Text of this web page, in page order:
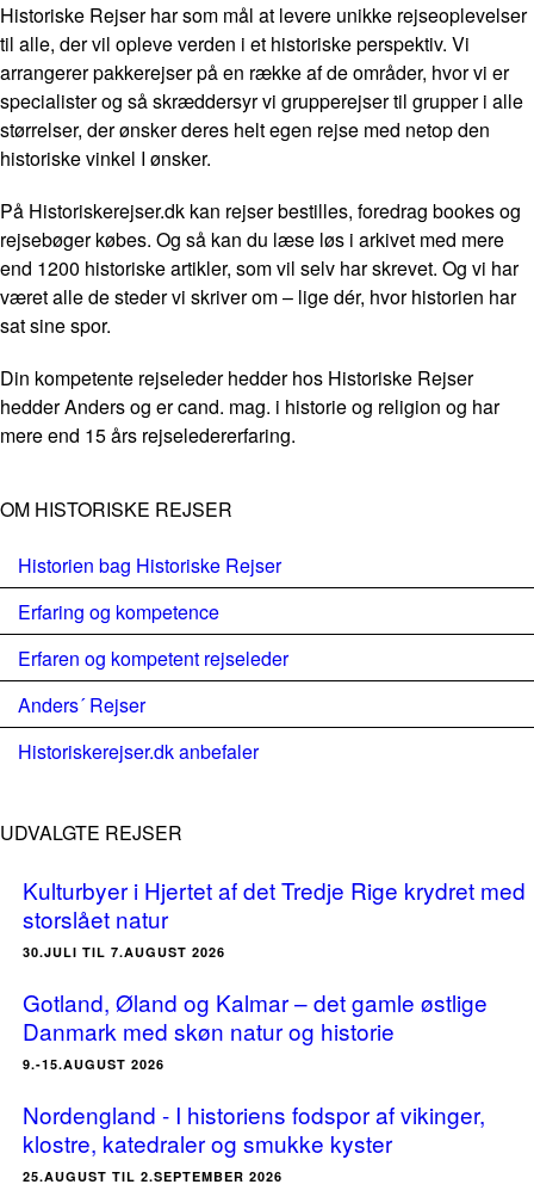
Historiske Rejser har som mål at levere unikke rejseoplevelser
til alle, der vil opleve verden i et historiske perspektiv. Vi
arrangerer pakkerejser på en række af de områder, hvor vi er
specialister og så skræddersyr vi grupperejser til grupper i alle
størrelser, der ønsker deres helt egen rejse med netop den
historiske vinkel I ønsker.
På Historiskerejser.dk kan rejser bestilles, foredrag bookes og
rejsebøger købes. Og så kan du læse løs i arkivet med mere
end 1200 historiske artikler, som vil selv har skrevet. Og vi har
været alle de steder vi skriver om – lige dér, hvor historien har
sat sine spor.
Din kompetente rejseleder hedder hos Historiske Rejser
hedder Anders og er cand. mag. i historie og religion og har
mere end 15 års rejseledererfaring.
OM HISTORISKE REJSER
Historien bag Historiske Rejser
Erfaring og kompetence
Erfaren og kompetent rejseleder
Anders´ Rejser
Historiskerejser.dk anbefaler
UDVALGTE REJSER
Kulturbyer i Hjertet af det Tredje Rige krydret med
storslået natur
30.JULI TIL 7.AUGUST 2026
Gotland, Øland og Kalmar – det gamle østlige
Danmark med skøn natur og historie
9.-15.AUGUST 2026
Nordengland - I historiens fodspor af vikinger,
klostre, katedraler og smukke kyster
25.AUGUST TIL 2.SEPTEMBER 2026